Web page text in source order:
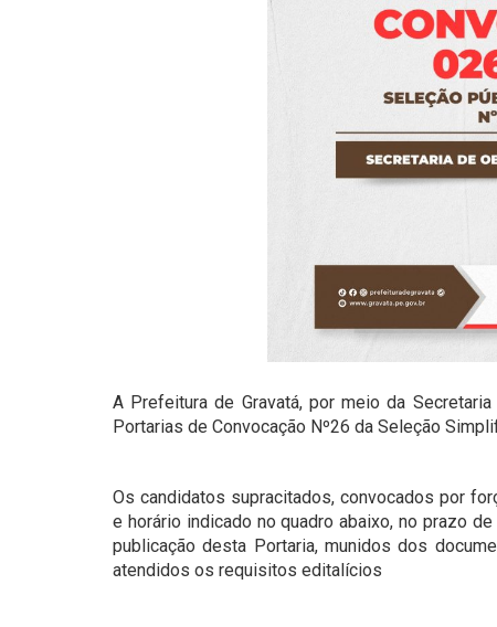
A Prefeitura de Gravatá, por meio da
Portarias de Convocação Nº26 da Seleção
Os candidatos supracitados, convocados por
e horário indicado no quadro abaixo, no prazo
publicação desta Portaria, munidos dos
atendidos os requisitos editalícios